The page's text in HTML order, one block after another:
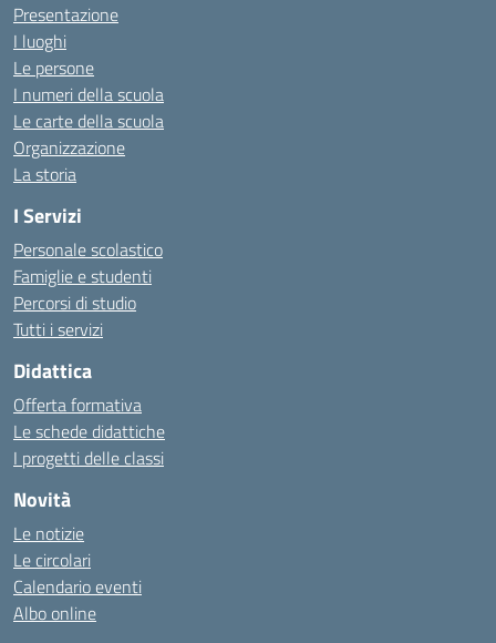
Presentazione
I luoghi
Le persone
I numeri della scuola
Le carte della scuola
Organizzazione
La storia
I Servizi
Personale scolastico
Famiglie e studenti
Percorsi di studio
Tutti i servizi
Didattica
Offerta formativa
Le schede didattiche
I progetti delle classi
Novità
Le notizie
Le circolari
Calendario eventi
Albo online